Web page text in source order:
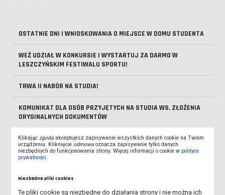
OSTATNIE DNI I WNIOSKOWANIA O MIEJSCE W DOMU STUDENTA
WEŹ UDZIAŁ W KONKURSIE I WYSTARTUJ ZA DARMO W
LESZCZYŃSKIM FESTIWALU SPORTU!
TRWA II NABÓR NA STUDIA!
KOMUNIKAT DLA OSÓB PRZYJĘTYCH NA STUDIA WS. ZŁOŻENIA
ORYGINALNYCH DOKUMENTÓW
KOMUNIKAT UCZELNIANEJ KOMISJI REKRUTACYJNEJ WS.
URUCHOMIENIA KIERUNKÓW
KIERUNKÓW FIZJOTERAPIA I PIELĘGNIARSTWO
Klikając zgoda akceptujesz zapisywanie wszystkich danych cookie na Twoim
urządzeniu. Kliknięcie odmowa oznacza zapisywanie tylko danych
niezbędnych do funkcjonowania strony. Więcej informacji o cookie w polityce
prywatności
Niezbędne pliki cookies
Te pliki cookie są niezbędne do działania strony i nie można ich